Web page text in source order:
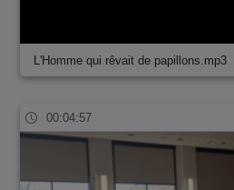
L'Homme qui rêvait de papillons.mp3
00:04:57